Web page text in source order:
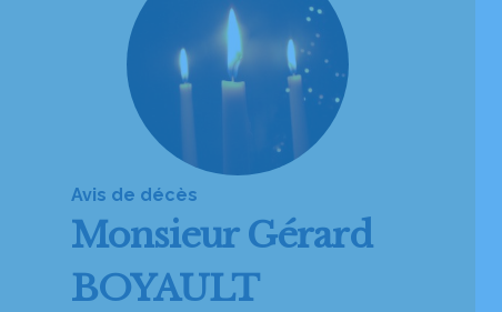
Avis de décès
Monsieur Gérard
BOYAULT